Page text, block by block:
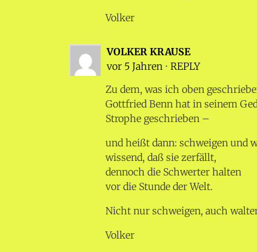
Volker
VOLKER KRAUSE
vor 5 Jahren ⋅ REPLY
Zu dem, was ich oben
Gottfried Benn hat in seinem
Strophe geschrieben –
und heißt dann: schweigen und
wissend, daß sie zerfällt,
dennoch die Schwerter halten
vor die Stunde der Welt.
Nicht nur schweigen, auch
Volker